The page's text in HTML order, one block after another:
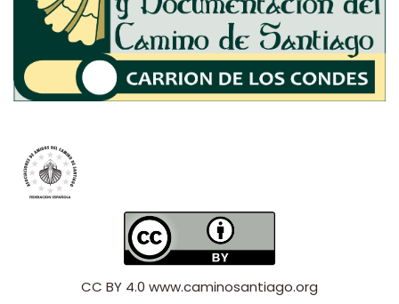
CC BY 4.0 www.caminosantiago.org